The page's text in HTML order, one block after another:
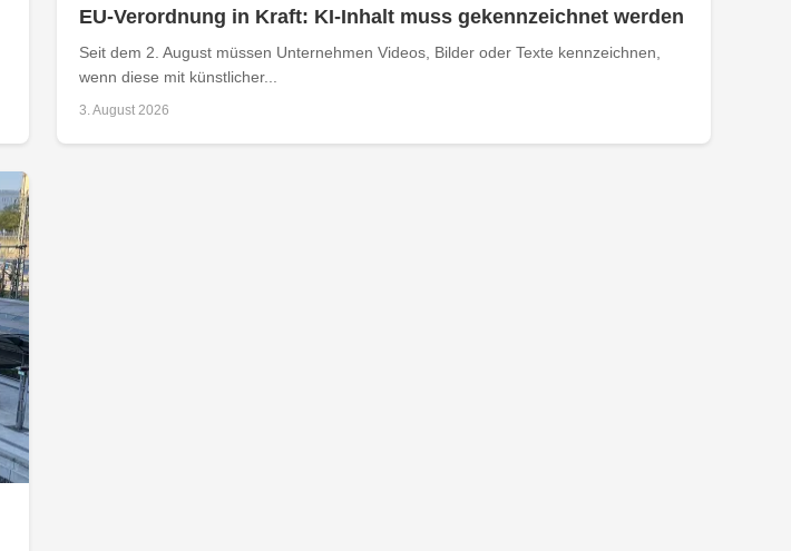
EU-Verordnung in Kraft: KI-Inhalt muss gekennzeichnet werden
Seit dem 2. August müssen Unternehmen Videos, Bilder oder Texte kennzeichnen,
wenn diese mit künstlicher...
3. August 2026